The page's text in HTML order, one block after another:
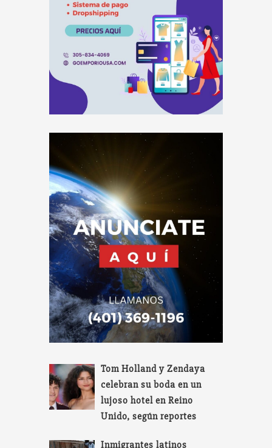
Tom Holland y Zendaya
celebran su boda en un
lujoso hotel en Reino
Unido, según reportes
Inmigrantes latinos